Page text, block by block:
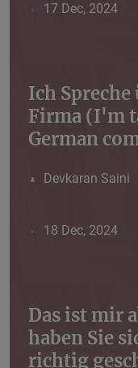
17 Dec, 2024
Ich Spreche
Firma (I'm
German
Devkaran Saini
18 Dec, 2024
Das ist mir
haben Sie
richtig